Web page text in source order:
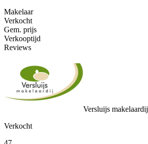
Makelaar
Verkocht
Gem. prijs
Verkooptijd
Reviews
Versluijs makelaardij
Verkocht